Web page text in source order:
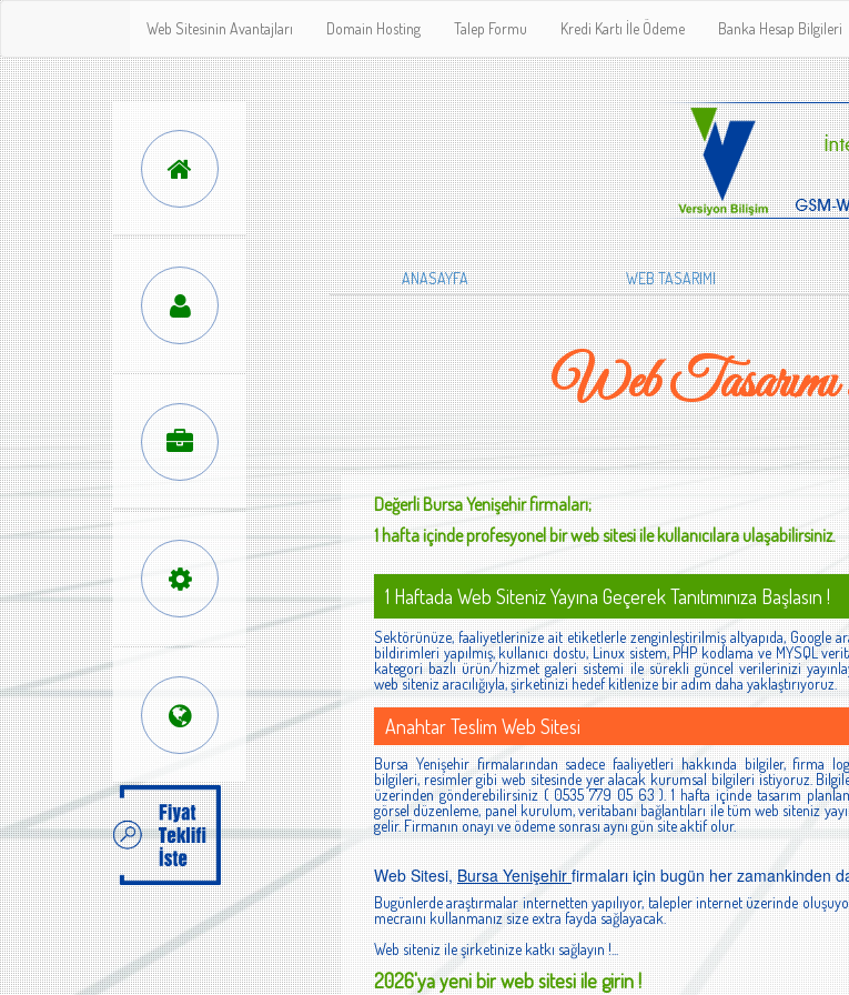
Web Sitesinin Avantajları Domain Hosting Talep Formu Kredi Kartı İle Ödeme Banka Hesap Bilgileri
ANASAYFA WEB TASARIMI
Web
DeğerliBursa Yenişehirfirmaları;
1 hafta içinde profesyonel bir web sitesi ile kullanıcılara ulaşabilirsiniz.
1 Haftada Web Siteniz Yayına Geçerek Tanıtımınıza Başlasın !
Sektörünüze, faaliyetlerinize ait etiketlerle zenginleştirilmiş altyapıda, Google
bildirimleri yapılmış, kullanıcı dostu, Linux sistem, PHP kodlama ve MYSQL
kategori bazlı ürün/hizmet galeri sistemi ile sürekli güncel verilerinizi
web siteniz aracılığıyla, şirketinizi hedef kitlenize bir adım daha yaklaştırıyoruz.
Anahtar Teslim Web Sitesi
Bursa Yenişehir firmalarından sadece faaliyetleri hakkında bilgiler, firma
bilgileri, resimler gibi web sitesinde yer alacak kurumsal bilgileri istiyoruz.
üzerinden gönderebilirsiniz ( 0535 779 05 63 ). 1 hafta içinde tasarım
görsel düzenleme, panel kurulum, veritabanı bağlantıları ile tüm web siteniz
gelir. Firmanın onayı ve ödeme sonrası aynı gün site aktif olur.
Web Sitesi,Bursa Yenişehirfirmaları için bugün her zamankinden
Bugünlerde araştırmalar internetten yapılıyor, talepler internet üzerinde
mecraını kullanmanız size extra fayda sağlayacak.
Web siteniz ile şirketinize katkı sağlayın !...
2026'ya yeni bir web sitesi ile girin !